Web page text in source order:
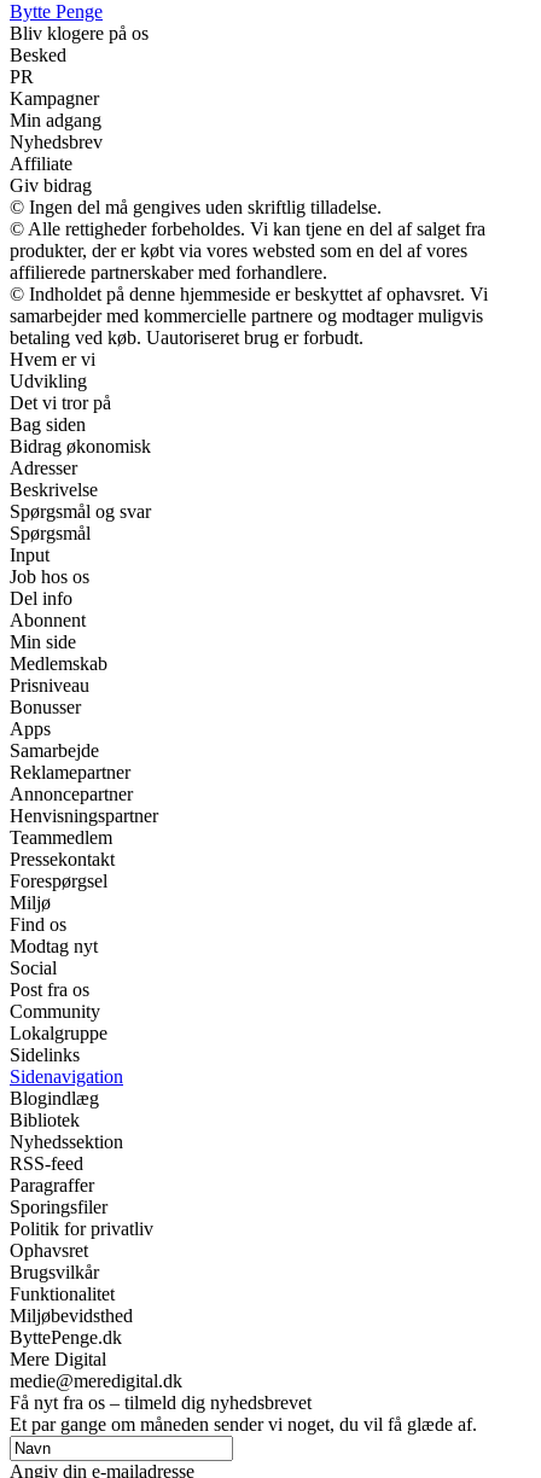
Bytte Penge
Bliv klogere på os
Besked
PR
Kampagner
Min adgang
Nyhedsbrev
Affiliate
Giv bidrag
© Ingen del må gengives uden skriftlig tilladelse.
© Alle rettigheder forbeholdes. Vi kan tjene en del af salget fra
produkter, der er købt via vores websted som en del af vores
affilierede partnerskaber med forhandlere.
© Indholdet på denne hjemmeside er beskyttet af ophavsret. Vi
samarbejder med kommercielle partnere og modtager muligvis
betaling ved køb. Uautoriseret brug er forbudt.
Hvem er vi
Udvikling
Det vi tror på
Bag siden
Bidrag økonomisk
Adresser
Beskrivelse
Spørgsmål og svar
Spørgsmål
Input
Job hos os
Del info
Abonnent
Min side
Medlemskab
Prisniveau
Bonusser
Apps
Samarbejde
Reklamepartner
Annoncepartner
Henvisningspartner
Teammedlem
Pressekontakt
Forespørgsel
Miljø
Find os
Modtag nyt
Social
Post fra os
Community
Lokalgruppe
Sidelinks
Sidenavigation
Blogindlæg
Bibliotek
Nyhedssektion
RSS-feed
Paragraffer
Sporingsfiler
Politik for privatliv
Ophavsret
Brugsvilkår
Funktionalitet
Miljøbevidsthed
ByttePenge.dk
Mere Digital
medie@meredigital.dk
Få nyt fra os – tilmeld dig nyhedsbrevet
Et par gange om måneden sender vi noget, du vil få glæde af.
Angiv din e-mailadresse